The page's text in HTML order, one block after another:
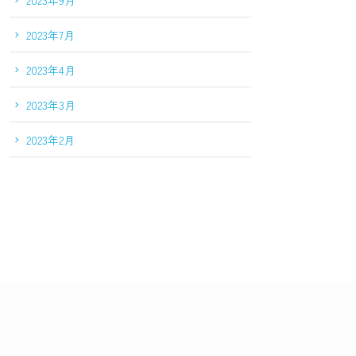
2023年7月
2023年4月
2023年3月
2023年2月